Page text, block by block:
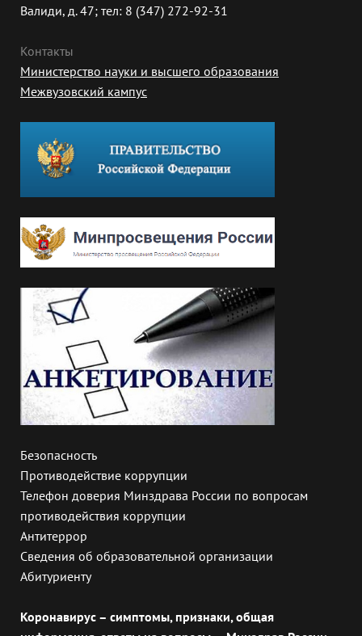
Валиди, д. 47; тел: 8 (347) 272-92-31
Контакты
Министерство науки и высшего образования
Межвузовский кампус
Безопасность
Противодействие коррупции
Телефон доверия Минздрава России по вопросам
противодействия коррупции
Антитеррор
Сведения об образовательной организации
Абитуриенту
Коронавирус – симптомы, признаки, общая